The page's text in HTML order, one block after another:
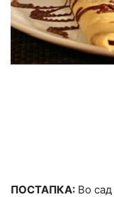
ПОСТАПКА: Во сад